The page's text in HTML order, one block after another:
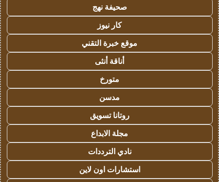
صحيفة نهج
كار نيوز
موقع خبرة التقني
أناقة أنثى
متورخ
مدسن
روتانا تسويق
مجلة الابداع
نادي الترددات
استشارات اون لاين